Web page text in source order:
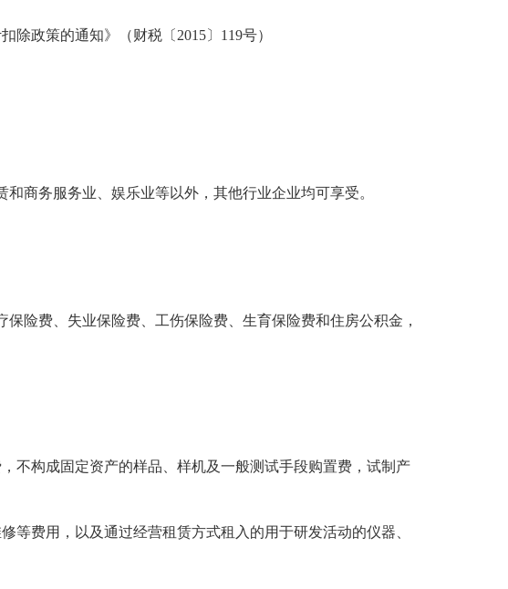
除政策的通知》（财税〔2015〕119号）
商务服务业、娱乐业等以外，其他行业企业均可享受。
险费、失业保险费、工伤保险费、生育保险费和住房公积金，
不构成固定资产的样品、样机及一般测试手段购置费，试制产
等费用，以及通过经营租赁方式租入的用于研发活动的仪器、